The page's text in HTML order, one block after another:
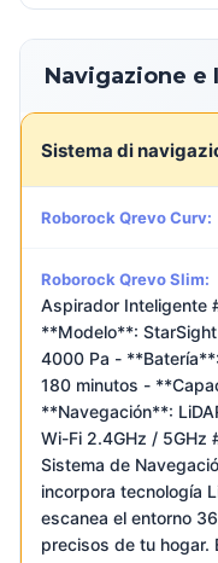
Navigazione e
Sistema di
Roborock Qrevo Curv:
Roborock Qrevo Slim:
Aspirador Inteligente
**Modelo**:
4000 Pa -
180 minutos -
**Navegación**:
Wi-Fi 2.4GHz / 5GHz
Sistema de
incorpora tecnología
escanea el entorno
precisos de tu hogar.